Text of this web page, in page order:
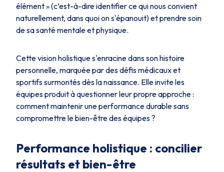
élément » (c’est-à-dire identifier ce qui nous convient
naturellement, dans quoi on s'épanouit) et prendre soin
de sa santé mentale et physique.
Cette vision holistique s'enracine dans son histoire
personnelle, marquée par des défis médicaux et
sportifs surmontés dès la naissance. Elle invite les
équipes produit à questionner leur propre approche :
comment maintenir une performance durable sans
compromettre le bien-être des équipes ?
Performance holistique : concilier
résultats et bien-être